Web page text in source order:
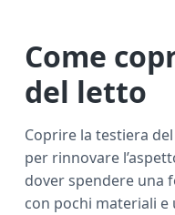
Come
del letto
Coprire la testiera
per rinnovare
dover spendere una
con pochi materiali e